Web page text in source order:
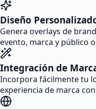
Diseño
Genera overlays de
evento, marca y público
Integración de
Incorpora fácilmente tu
experiencia de marca